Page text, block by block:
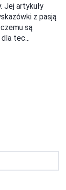
Jej artykuły
z pasją
są
tec...